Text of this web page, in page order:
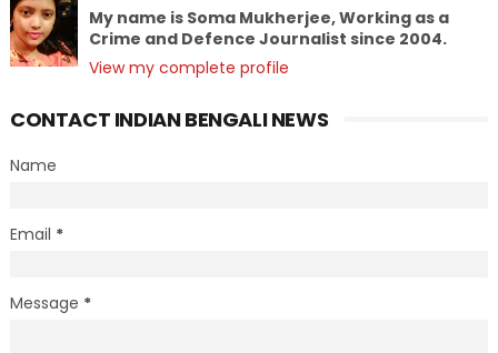
My name is Soma Mukherjee, Working as a
Crime and Defence Journalist since 2004.
View my complete profile
CONTACT INDIAN BENGALI NEWS
Name
Email *
Message *